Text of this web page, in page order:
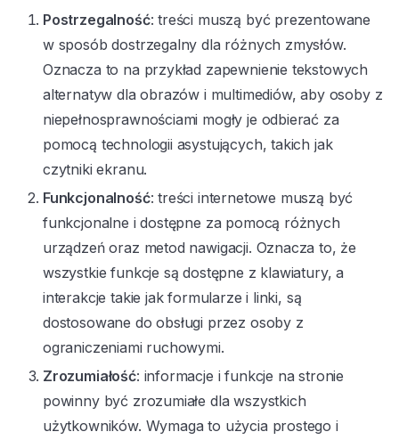
Postrzegalność: treści muszą być prezentowane
w sposób dostrzegalny dla różnych zmysłów.
Oznacza to na przykład zapewnienie tekstowych
alternatyw dla obrazów i multimediów, aby osoby z
niepełnosprawnościami mogły je odbierać za
pomocą technologii asystujących, takich jak
czytniki ekranu.
Funkcjonalność: treści internetowe muszą być
funkcjonalne i dostępne za pomocą różnych
urządzeń oraz metod nawigacji. Oznacza to, że
wszystkie funkcje są dostępne z klawiatury, a
interakcje takie jak formularze i linki, są
dostosowane do obsługi przez osoby z
ograniczeniami ruchowymi.
Zrozumiałość: informacje i funkcje na stronie
powinny być zrozumiałe dla wszystkich
użytkowników. Wymaga to użycia prostego i